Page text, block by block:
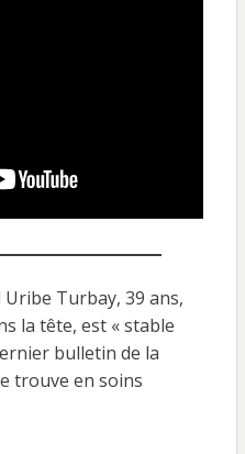
Uribe Turbay, 39 ans,
la tête, est « stable
bulletin de la
trouve en soins